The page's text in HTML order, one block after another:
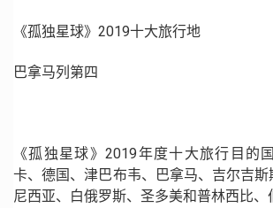
《孤独星球》2019十大旅行地
巴拿马列第四
《孤独星球》2019年度十大旅行目的
卡、德国、津巴布韦、巴拿马、吉尔吉
尼西亚、白俄罗斯、圣多美和普林西比、